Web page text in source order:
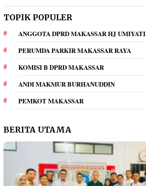
TOPIK POPULER
ANGGOTA DPRD MAKASSAR HJ UMIYATI
PERUMDA PARKIR MAKASSAR RAYA
KOMISI B DPRD MAKASSAR
ANDI MAKMUR BURHANUDDIN
PEMKOT MAKASSAR
BERITA UTAMA